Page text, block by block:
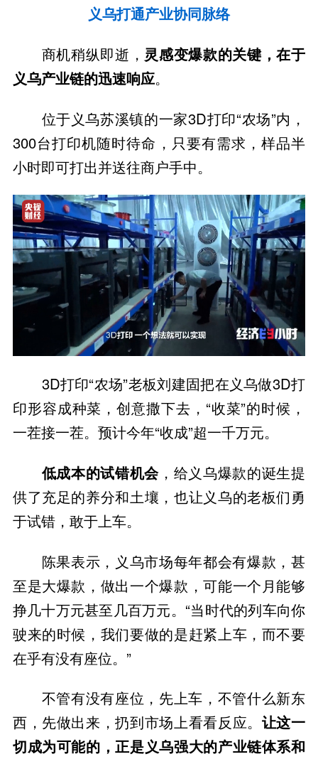
义乌打通产业协同脉络
商机稍纵即逝， 灵感变爆款的关键，在于
义乌产业链的迅速响应。
位于义乌苏溪镇的一家3D打印“农场”内，
300台打印机随时待命，只要有需求，样品半
小时即可打出并送往商户手中。
3D打印“农场”老板刘建固把在义乌做3D打
印形容成种菜，创意撒下去，“收菜”的时候，
一茬接一茬。预计今年“收成”超一千万元。
低成本的试错机会，给义乌爆款的诞生提
供了充足的养分和土壤，也让义乌的老板们勇
于试错，敢于上车。
陈果表示，义乌市场每年都会有爆款，甚
至是大爆款，做出一个爆款，可能一个月能够
挣几十万元甚至几百万元。“当时代的列车向你
驶来的时候，我们要做的是赶紧上车，而不要
在乎有没有座位。”
不管有没有座位，先上车，不管什么新东
西，先做出来，扔到市场上看看反应。 让这一
切成为可能的，正是义乌强大的产业链体系和